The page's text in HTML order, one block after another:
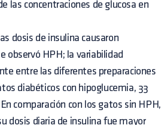
las concentraciones de glucosa en
dosis de insulina causaron
observó HPH; la variabilidad
entre las diferentes preparaciones
diabéticos con hipoglucemia, 33
comparación con los gatos sin HPH,
dosis diaria de insulina fue mayor